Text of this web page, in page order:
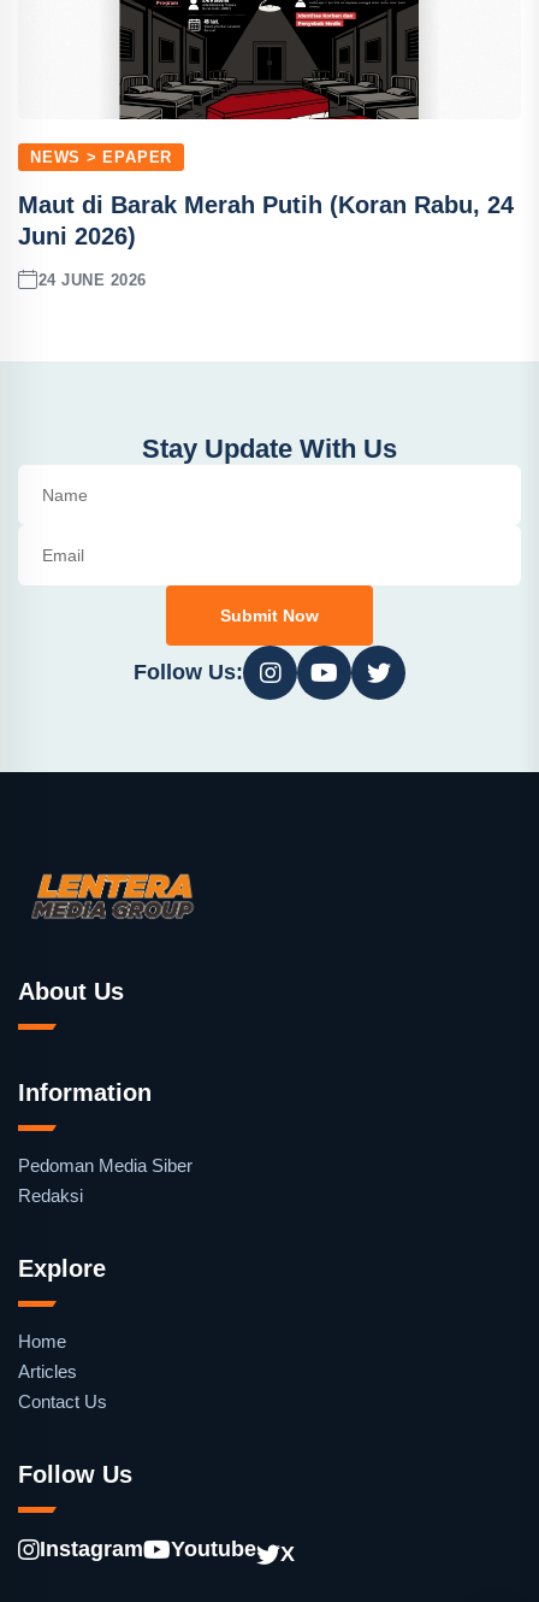
NEWS > EPAPER
Maut di Barak Merah Putih (Koran Rabu, 24
Juni 2026)
24 JUNE 2026
Stay Update With Us
Submit Now
Follow Us:
About Us
Information
Pedoman Media Siber
Redaksi
Explore
Home
Articles
Contact Us
Follow Us
Instagram Youtube X